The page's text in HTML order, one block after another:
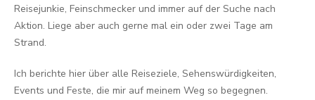
Reisejunkie, Feinschmecker und immer auf der Suche nach
Aktion. Liege aber auch gerne mal ein oder zwei Tage am
Strand.
Ich berichte hier über alle Reiseziele, Sehenswürdigkeiten,
Events und Feste, die mir auf meinem Weg so begegnen.